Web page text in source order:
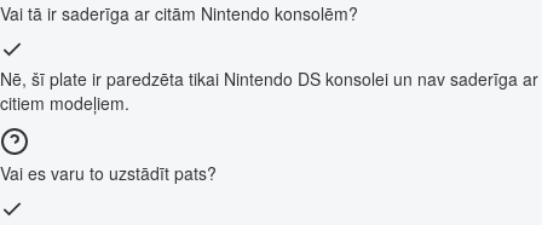
Vai tā ir saderīga ar citām Nintendo konsolēm?
Nē, šī plate ir paredzēta tikai Nintendo DS konsolei un nav saderīga ar
citiem modeļiem.
Vai es varu to uzstādīt pats?